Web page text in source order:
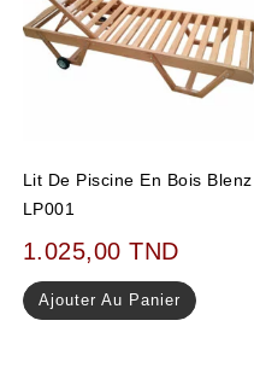
Lit De Piscine En Bois Blenz
LP001
1.025,00TND
Ajouter Au Panier